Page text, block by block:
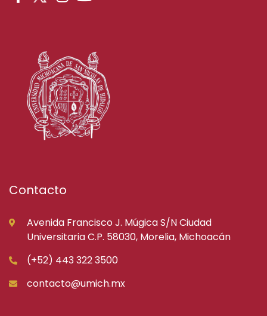
Contacto
Avenida Francisco J. Múgica S/N Ciudad
Universitaria C.P. 58030, Morelia, Michoacán
(+52) 443 322 3500
contacto@umich.mx